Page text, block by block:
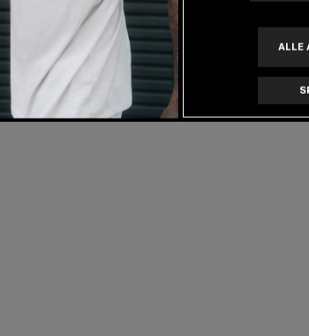
Tragegefühls ist es den ganzen
ALLE